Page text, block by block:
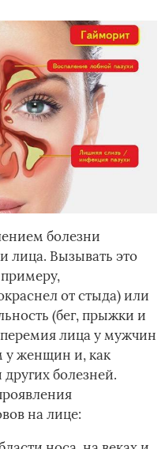
болезни
лица. Вызывать это
от стыда) или
(бег, прыжки и
лица у мужчин
у женщин и, как
болезней.
на лице: